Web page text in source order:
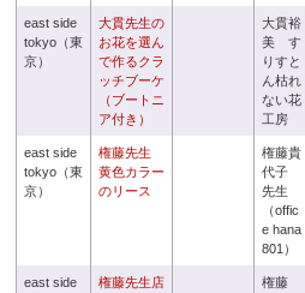
east side
tokyo（東
京）
大貫先生の
お花を選ん
で作るクラ
ッチブーケ
（ブートニ
ア付き）
大貫裕
美 す
りすと
ん枯れ
ない花
工房
east side
tokyo（東
京）
権藤先生
黄色カラー
のリース
権藤貴
代子
先生
（offic
e hana
801）
east side
権藤先生店
権藤